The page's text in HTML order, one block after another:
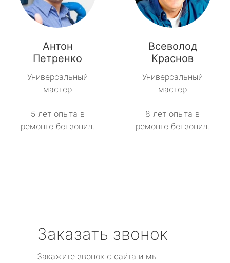
Антон
Петренко
Универсальный
мастер
5 лет опыта в
ремонте бензопил.
Всеволод
Краснов
Универсальный
мастер
8 лет опыта в
ремонте бензопил.
Заказать звонок
Закажите звонок с сайта и мы